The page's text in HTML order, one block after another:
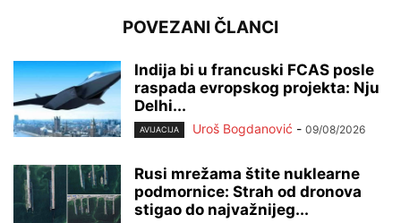
POVEZANI ČLANCI
Indija bi u francuski FCAS posle
raspada evropskog projekta: Nju
Delhi...
AVIJACIJA Uroš Bogdanović - 09/08/2026
Rusi mrežama štite nuklearne
podmornice: Strah od dronova
stigao do najvažnijeg...